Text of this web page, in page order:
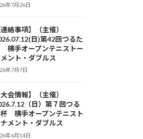
年7月26日
連絡事項】（主催）
日)第42回つるた
横手オープンテニストー
ント・ダブルス
年7月7日
大会情報】（主催）
（日）第７回つる
横手オープンテニスト
メント・ダブルス
年6月14日